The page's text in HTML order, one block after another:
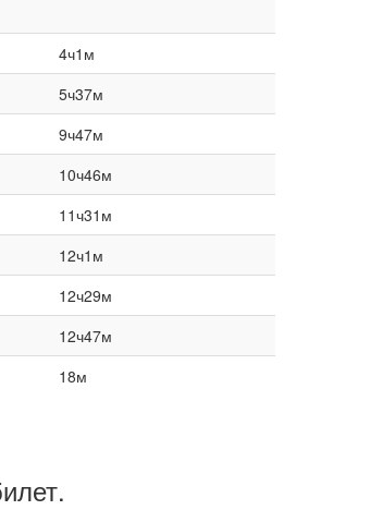
4ч1м
5ч37м
9ч47м
10ч46м
11ч31м
12ч1м
12ч29м
12ч47м
18м